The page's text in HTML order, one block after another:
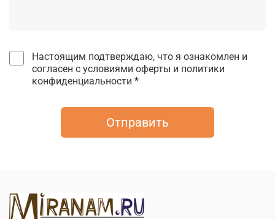
Настоящим подтверждаю, что я ознакомлен и
согласен с условиями оферты и политики
конфиденциальности *
Отправить